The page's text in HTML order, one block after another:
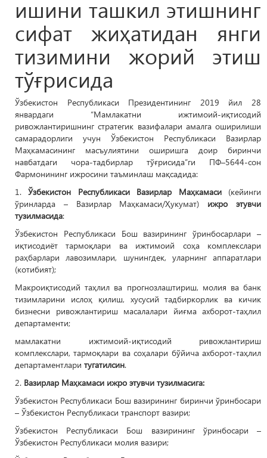
Ўзбекистон Республикаси Президентининг 2019 йил 28
январдаги “Мамлакатни ижтимоий-иқтисодий
ривожлантиришнинг стратегик вазифалари амалга оширилиши
самарадорлиги учун Ўзбекистон Республикаси Вазирлар
Маҳкамасининг масъулиятини оширишга доир биринчи
навбатдаги чора-тадбирлар тўғрисида”ги ПФ–5644-сон
Фармонининг ижросини таъминлаш мақсадида:
1.Ўзбекистон Республикаси Вазирлар Маҳкамаси(кейинги
ўринларда – Вазирлар Маҳкамаси/Ҳукумат) ижро этувчи
тузилмасида:
Ўзбекистон Республикаси Бош вазирининг ўринбосарлари –
иқтисодиёт тармоқлари ва ижтимоий соҳа комплекслари
раҳбарлари лавозимлари, шунингдек, уларнинг аппаратлари
(котибият);
Макроиқтисодий таҳлил ва прогнозлаштириш, молия ва банк
тизимларини ислоҳ қилиш, хусусий тадбиркорлик ва кичик
бизнесни ривожлантириш масалалари йиғма ахборот-таҳлил
департаменти;
мамлакатни ижтимоий-иқтисодий ривожлантириш
комплекслари, тармоқлари ва соҳалари бўйича ахборот-таҳлил
департаментлари тугатилсин.
2. Вазирлар Маҳкамаси ижро этувчи тузилмасига:
Ўзбекистон Республикаси Бош вазирининг биринчи ўринбосари
– Ўзбекистон Республикаси транспорт вазири;
Ўзбекистон Республикаси Бош вазирининг ўринбосари –
Ўзбекистон Республикаси молия вазири;